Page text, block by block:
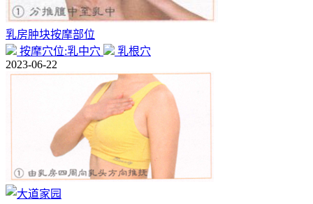
乳房肿块按摩部位
按摩穴位:乳中穴
乳根穴
2023-06-22